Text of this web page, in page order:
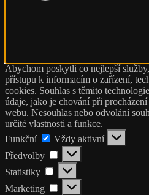
Abychom poskytli co nejlepší
přístupu k informacím o zařízení,
cookies. Souhlas s těmito
údaje, jako je chování při
webu. Nesouhlas nebo odvolání
určité vlastnosti a funkce.
Funkční
Funkční
Vždy aktivní
Předvolby
Předvolby
Statistiky Statistiky
Marketing Marketing